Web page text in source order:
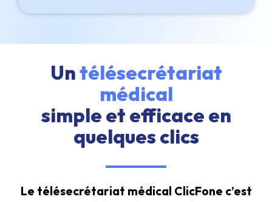
Untélésecrétariat
médical
simple et efficace en
quelques clics
Le télésecrétariat médical ClicFone c’est